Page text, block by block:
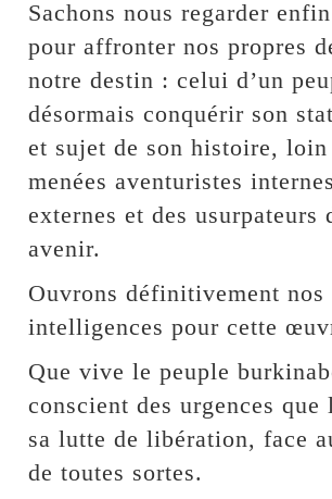
Sachons nous regarder
pour affronter nos propres
notre destin : celui d’un
désormais conquérir son
et sujet de son histoire, loin
menées aventuristes
externes et des usurpateurs
avenir.
Ouvrons définitivement nos
intelligences pour cette
Que vive le peuple
conscient des urgences que
sa lutte de libération, face
de toutes sortes.